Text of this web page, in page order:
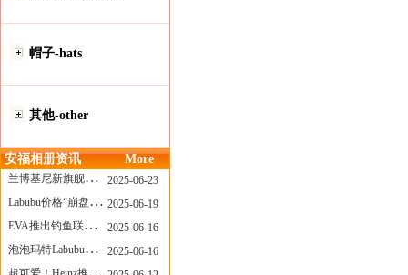
帽子-hats
其他-other
安福相册资讯 More
兰博基尼新旗舰曝光？这台顶级超跑或将在8月登场
2025-06-23
Labubu价格“崩盘”？618当日泡泡玛特预售补货量超200W！
2025-06-19
EVA推出钓鱼联名套装，初号机也能当“假饵”？
2025-06-16
泡泡玛特Labubu新品发售上演“拳王争霸”......
2025-06-16